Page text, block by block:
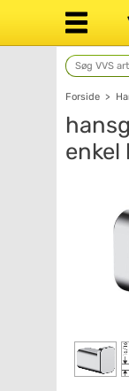
Forside >
enkel